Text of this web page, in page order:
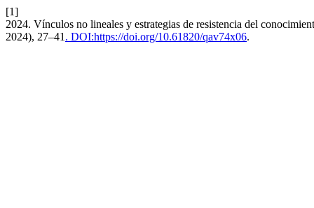
[1]
2024. Vínculos no lineales y estrategias de resistencia del
2024), 27–41 . DOI:https://doi.org/10.61820/qav74x06.